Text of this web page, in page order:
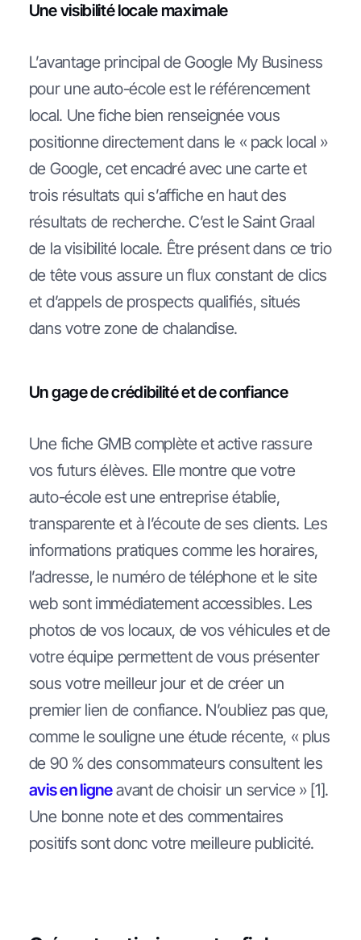
Une visibilité locale maximale
L’avantage principal de Google My Business
pour une auto-école est le référencement
local. Une fiche bien renseignée vous
positionne directement dans le « pack local »
de Google, cet encadré avec une carte et
trois résultats qui s’affiche en haut des
résultats de recherche. C’est le Saint Graal
de la visibilité locale. Être présent dans ce trio
de tête vous assure un flux constant de clics
et d’appels de prospects qualifiés, situés
dans votre zone de chalandise.
Un gage de crédibilité et de confiance
Une fiche GMB complète et active rassure
vos futurs élèves. Elle montre que votre
auto-école est une entreprise établie,
transparente et à l’écoute de ses clients. Les
informations pratiques comme les horaires,
l’adresse, le numéro de téléphone et le site
web sont immédiatement accessibles. Les
photos de vos locaux, de vos véhicules et de
votre équipe permettent de vous présenter
sous votre meilleur jour et de créer un
premier lien de confiance. N’oubliez pas que,
comme le souligne une étude récente, « plus
de 90 % des consommateurs consultent les
avis en ligneavant de choisir un service » [1].
Une bonne note et des commentaires
positifs sont donc votre meilleure publicité.